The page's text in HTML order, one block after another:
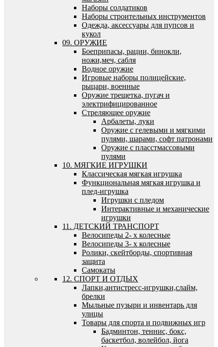
Наборы солдатиков
Наборы строительных инструментов
Одежда, аксессуары для пупсов и
кукол
09. ОРУЖИЕ
Боеприпасы, рации, бинокли,
ножи,меч, сабля
Водное оружие
Игровые наборы полицейские,
рыцари, военные
Оружие трещетка, пугач и
электрифицированное
Стреляющее оружие
Арбалеты, луки
Оружие с гелевыми и мягкими
пулями, шарами, софт патронами
Оружие с пласстмассовыми
пулями
10. МЯГКИЕ ИГРУШКИ
Классическая мягкая игрушка
Функциональная мягкая игрушка и
плед-игрушка
Игрушки с пледом
Интерактивные и механические
игрушки
11. ДЕТСКИЙ ТРАНСПОРТ
Велосипеды 2- х колесные
Велосипеды 3- х колесные
Ролики, скейтборды, спортивная
защита
Самокаты
12. СПОРТ И ОТДЫХ
Лапки,антистресс-игрушки,слайм,
брелки
Мыльные пузыри и инвентарь для
улицы
Товары для спорта и подвижных игр
Бадминтон, теннис, бокс,
баскетбол, волейбол, йога